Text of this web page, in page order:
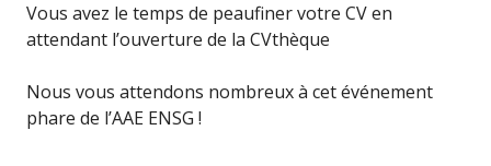
Vous avez le temps de peaufiner votre CV en
attendant l’ouverture de la CVthèque
Nous vous attendons nombreux à cet événement
phare de l’AAE ENSG !